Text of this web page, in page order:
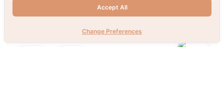
Accept All
Change Preferences